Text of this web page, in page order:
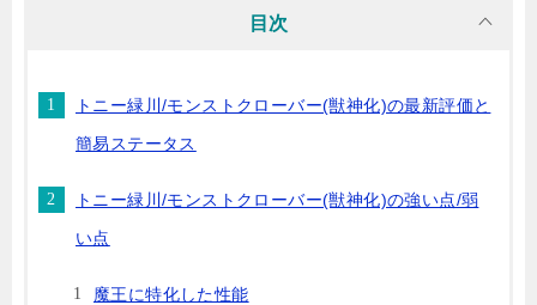
目次
トニー緑川/モンストクローバー(獣神化)の最新評価と
簡易ステータス
トニー緑川/モンストクローバー(獣神化)の強い点/弱
い点
魔王に特化した性能